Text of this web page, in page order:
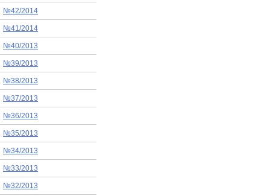
№42/2014
№41/2014
№40/2013
№39/2013
№38/2013
№37/2013
№36/2013
№35/2013
№34/2013
№33/2013
№32/2013